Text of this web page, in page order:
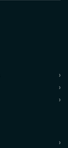
›
›
›
›